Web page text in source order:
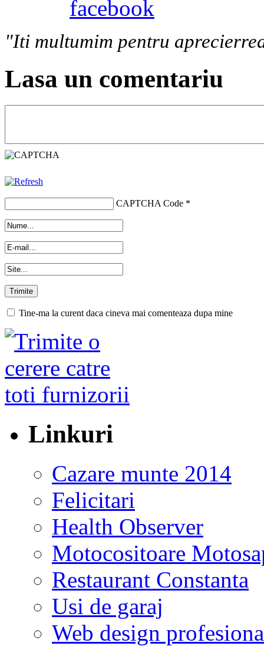
"Iti multumim pentru
Lasa un comentariu
CAPTCHA Code *
Tine-ma la curent daca cineva mai comenteaza dupa mine
Linkuri
Cazare munte 2014
Felicitari
Health Observer
Motocositoare
Restaurant Constanta
Usi de garaj
Web design